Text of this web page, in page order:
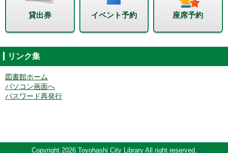
貸出券 イベント予約 座席予約
リンク集
図書館ホーム
パソコン画面へ
パスワード再発行
Copyright 2026 Toyohashi City Library All right reserved.